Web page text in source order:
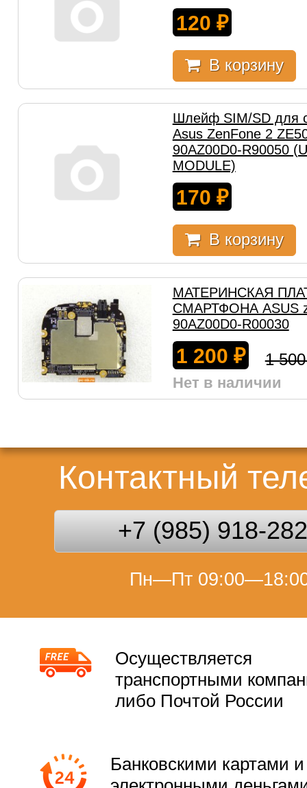
120 ₽
В корзину
Шлейф SIM/SD для
Asus ZenFone 2
90AZ00D0-R90050
MODULE)
170 ₽
В корзину
МАТЕРИНСКАЯ
СМАРТФОНА ASUS
90AZ00D0-R00030
1 200 ₽ 1
Нет в наличии
Контактный
+7 (985) 918-
Пн—Пт
Осуществляется
транспортными
либо Почтой России
Банковскими картами и